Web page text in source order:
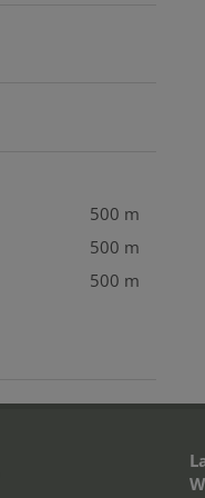
500 m
500 m
500 m